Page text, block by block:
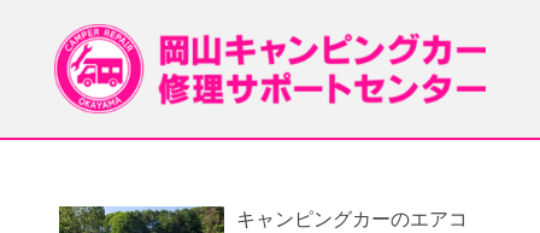
キャンピングカーのエアコ